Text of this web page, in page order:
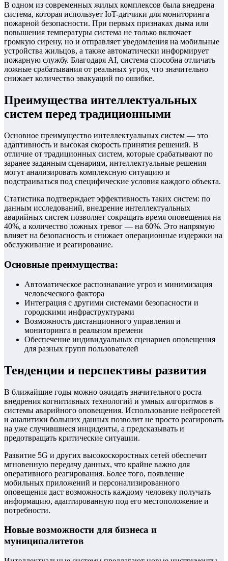
В одном из современных жилых комплексов была внедрена
система, которая использует IoT-датчики для мониторинга
пожарной безопасности. При первых признаках дыма или
повышения температуры система не только включает
громкую сирену, но и отправляет уведомления на мобильные
устройства жильцов, а также автоматически информирует
пожарную службу. Благодаря AI, система способна отличать
ложные срабатывания от реальных угроз, что значительно
снижает количество эвакуаций по ошибке.
Преимущества интеллектуальных
систем перед традиционными
Основное преимущество интеллектуальных систем — это
адаптивность и высокая скорость принятия решений. В
отличие от традиционных систем, которые срабатывают по
заранее заданным сценариям, интеллектуальные решения
могут анализировать комплексную ситуацию и
подстраиваться под специфические условия каждого объекта.
Статистика подтверждает эффективность таких систем: по
данным исследований, внедрение интеллектуальных
аварийных систем позволяет сокращать время оповещения на
40%, а количество ложных тревог — на 60%. Это напрямую
влияет на безопасность и снижает операционные издержки на
обслуживание и реагирование.
Основные преимущества:
Автоматическое распознавание угроз и минимизация
человеческого фактора
Интеграция с другими системами безопасности и
городскими инфраструктурами
Возможность дистанционного управления и
мониторинга в реальном времени
Обеспечение индивидуальных сценариев оповещения
для разных групп пользователей
Тенденции и перспективы развития
В ближайшие годы можно ожидать значительного роста
внедрения когнитивных технологий и умных алгоритмов в
системы аварийного оповещения. Использование нейросетей
и аналитики больших данных позволит не просто реагировать
на уже случившиеся инциденты, а предсказывать и
предотвращать критические ситуации.
Развитие 5G и других высокоскоростных сетей обеспечит
мгновенную передачу данных, что крайне важно для
оперативного реагирования. Более того, появление
мобильных приложений и персонализированного
оповещения даст возможность каждому человеку получать
информацию, адаптированную под его местоположение и
потребности.
Новые возможности для бизнеса и
муниципалитетов